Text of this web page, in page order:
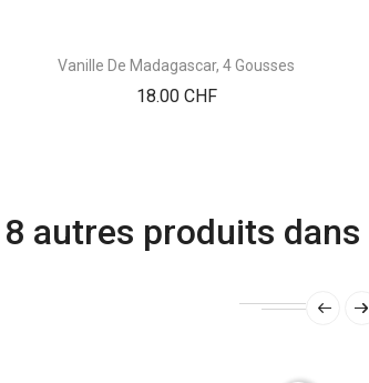
Vanille De Madagascar, 4 Gousses
18.00 CHFPrix
8 autres produits